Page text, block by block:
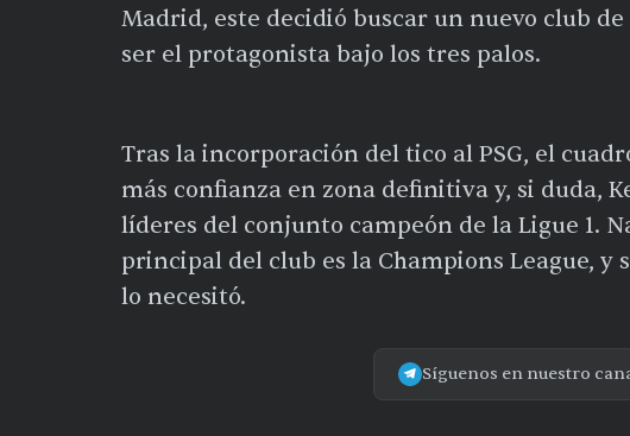
Madrid, este decidió buscar un nuevo club
ser el protagonista bajo los tres palos.
Tras la incorporación del tico al PSG, el
más confianza en zona definitiva y, si duda,
líderes del conjunto campeón de la Ligue 1.
principal del club es la Champions League, y
lo necesitó.
Síguenos en nuestro